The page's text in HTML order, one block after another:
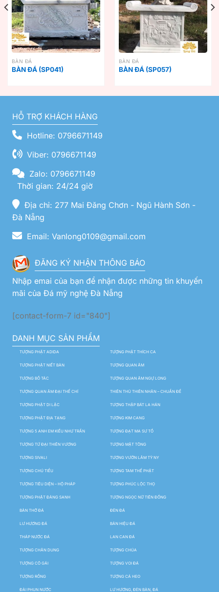
BÀN ĐÁ
BÀN ĐÁ (SP041)
BÀN ĐÁ
BÀN ĐÁ (SP057)
HỖ TRỢ KHÁCH HÀNG
Hotline: 0796671149
Viber: 0796671149
Zalo: 0796671149
Thời gian: 24/24 giờ
Địa chỉ: 277 Mai Đăng Chơn - Ngũ Hành Sơn -
Đà Nẵng
Email: Vanlong0109@gmail.com
ĐĂNG KÝ NHẬN THÔNG BÁO
Nhập emai của bạn để nhận được những tin khuyến
mãi của Đá mỹ nghệ Đà Nẵng
[contact-form-7 id="840"]
DANH MỤC SẢN PHẨM
TƯỢNG PHẬT ADIDA TƯỢNG PHẬT THÍCH CA
TƯỢNG PHẬT NIẾT BÀN TƯỢNG QUAN ÂM
TƯỢNG BỒ TÁC TƯỢNG QUAN ÂM NGỰ LONG
TƯỢNG QUAN ÂM ĐẠI THẾ CHÍ THIÊN THỦ THIÊN NHÃN – CHUẨN ĐỀ
TƯỢNG PHẬT DI LẶC TƯỢNG THẬP BÁT LA HÁN
TƯỢNG PHẬT ĐỊA TẠNG TƯỢNG KIM CANG
TƯỢNG 5 ANH EM KIỀU NHƯ TRẦN TƯỢNG ĐẠT MA SƯ TỔ
TƯỢNG TỨ ĐẠI THIÊN VƯƠNG TƯỢNG MẬT TÔNG
TƯỢNG SIVALI TƯỢNG VƯỜN LÂM TỲ NY
TƯỢNG CHÚ TIỂU TƯỢNG TAM THẾ PHẬT
TƯỢNG TIÊU DIỆN – HỘ PHÁP TƯỢNG PHÚC LỘC THỌ
TƯỢNG PHẬT ĐẢNG SANH TƯỢNG NGỌC NỮ TIÊN ĐỒNG
BÀN THỜ ĐÁ ĐÈN ĐÁ
LƯ HƯƠNG ĐÁ BẢN HIỆU ĐÁ
THÁP NƯỚC ĐÁ LAN CAN ĐÁ
TƯỢNG CHÂN DUNG TƯỢNG CHÚA
TƯỢNG CÔ GÁI TƯỢNG VOI ĐÁ
TƯỢNG RỒNG TƯỢNG CÁ HEO
ĐÀI PHUN NƯỚC LƯ HƯƠNG, ĐÈN BÀN, ĐÁ